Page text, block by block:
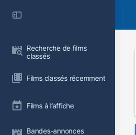
Recherche de films
classés
Films classés récemment
Films à l’affiche
Bandes-annonces